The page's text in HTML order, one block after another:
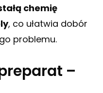
chemię
, co ułatwia dobór
problemu.
–